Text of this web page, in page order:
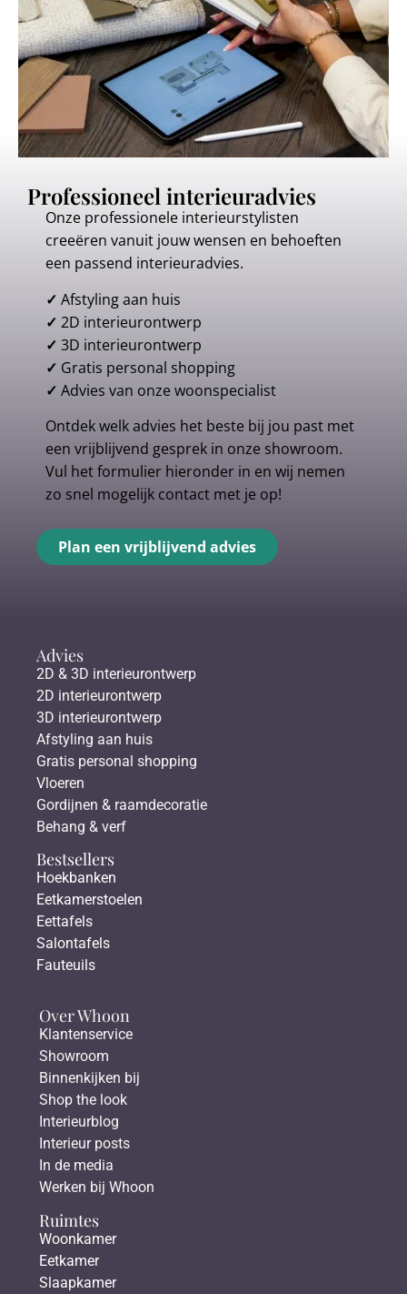
Professioneel interieuradvies
Onze professionele interieurstylisten
creeëren vanuit jouw wensen en behoeften
een passend interieuradvies.
✓ Afstyling aan huis
✓ 2D interieurontwerp
✓ 3D interieurontwerp
✓ Gratis personal shopping
✓ Advies van onze woonspecialist
Ontdek welk advies het beste bij jou past met
een vrijblijvend gesprek in onze showroom.
Vul het formulier hieronder in en wij nemen
zo snel mogelijk contact met je op!
Plan een vrijblijvend advies
Advies
2D & 3D interieurontwerp
2D interieurontwerp
3D interieurontwerp
Afstyling aan huis
Gratis personal shopping
Vloeren
Gordijnen & raamdecoratie
Behang & verf
Bestsellers
Hoekbanken
Eetkamerstoelen
Eettafels
Salontafels
Fauteuils
Over Whoon
Klantenservice
Showroom
Binnenkijken bij
Shop the look
Interieurblog
Interieur posts
In de media
Werken bij Whoon
Ruimtes
Woonkamer
Eetkamer
Slaapkamer